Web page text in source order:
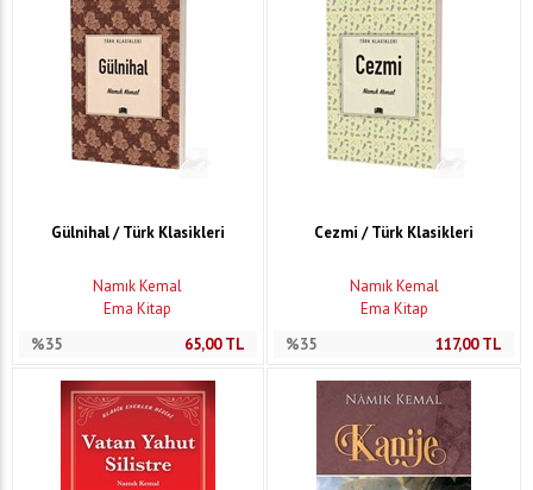
Gülnihal / Türk Klasikleri
Namık Kemal
Ema Kitap
%35
65,00TL
Cezmi / Türk Klasikleri
Namık Kemal
Ema Kitap
%35
117,00TL